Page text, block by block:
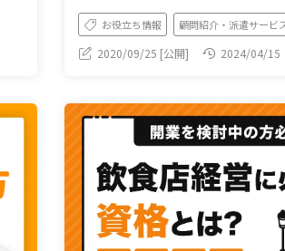
お役立ち情報 顧問紹介・派遣サービ
2020/09/25 [公開] 2024/04/15